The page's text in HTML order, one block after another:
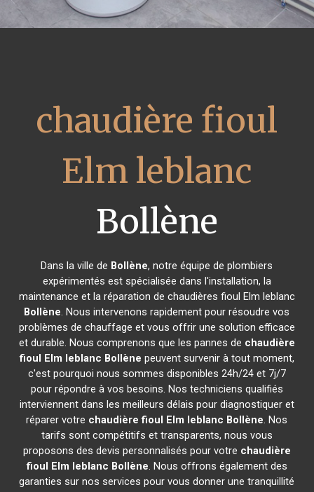
chaudière fioul
Elm leblanc
Bollène
Dans la ville de Bollène, notre équipe de plombiers
expérimentés est spécialisée dans l'installation, la
maintenance et la réparation de chaudières fioul Elm leblanc
Bollène. Nous intervenons rapidement pour résoudre vos
problèmes de chauffage et vous offrir une solution efficace
et durable. Nous comprenons que les pannes de chaudière
fioul Elm leblanc Bollène peuvent survenir à tout moment,
c'est pourquoi nous sommes disponibles 24h/24 et 7j/7
pour répondre à vos besoins. Nos techniciens qualifiés
interviennent dans les meilleurs délais pour diagnostiquer et
réparer votre chaudière fioul Elm leblanc Bollène. Nos
tarifs sont compétitifs et transparents, nous vous
proposons des devis personnalisés pour votre chaudière
fioul Elm leblanc Bollène. Nous offrons également des
garanties sur nos services pour vous donner une tranquillité